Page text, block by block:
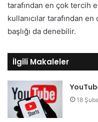
tarafından en çok tercih
kullanıcılar tarafından
başlığı da denebilir.
İlgili Makaleler
18